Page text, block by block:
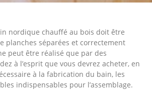
nordique chauffé au bois doit être
planches séparées et correctement
peut être réalisé que par des
à l’esprit que vous devrez acheter, en
à la fabrication du bain, les
indispensables pour l’assemblage.